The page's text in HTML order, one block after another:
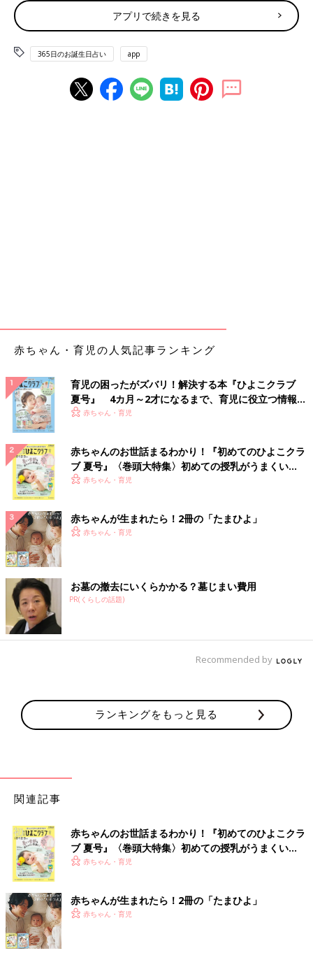
沖縄本土復帰記念日、ヨーグルトの日
修★たまひよ365日のお誕生日占い
アプリで続きを見る
365日のお誕生日占い app
赤ちゃん・育児の人気記事ランキング
育児の困ったがズバリ！解決する本『ひよこクラブ
夏号』 4カ月～2才になるまで、育児に役立つ情報が
いっぱい！
赤ちゃん・育児
赤ちゃんのお世話まるわかり！『初めてのひよこクラ
ブ 夏号』〈巻頭大特集〉初めての授乳がうまくい
く！ おっぱい・ミルクの基本と夏のトラブル 解決テ
赤ちゃん・育児
赤ちゃんが生まれたら！2冊の「たまひよ」
赤ちゃん・育児
お墓の撤去にいくらかかる？墓じまい費用
PR(くらしの話題)
Recommended by
ランキングをもっと見る
関連記事
赤ちゃんのお世話まるわかり！『初めてのひよこクラ
ブ 夏号』〈巻頭大特集〉初めての授乳がうまくい
く！ おっぱい・ミルクの基本と夏のトラブル 解決テ
赤ちゃん・育児
赤ちゃんが生まれたら！2冊の「たまひよ」
赤ちゃん・育児